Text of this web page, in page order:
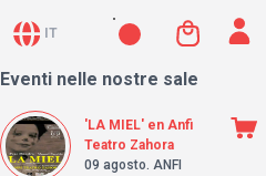
IT
Eventi nelle nostre sale
'LA MIEL' en Anfi
Teatro Zahora
09 agosto. ANFI